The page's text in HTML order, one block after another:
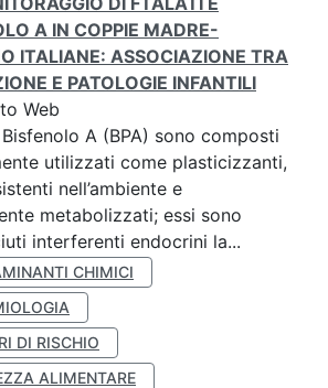
A IN COPPIE MADRE-
ITALIANE: ASSOCIAZIONE TRA
E PATOLOGIE INFANTILI
Web
A (BPA) sono composti
utilizzati come plasticizzanti,
nell’ambiente e
metabolizzati; essi sono
interferenti endocrini la...
CHIMICI
DI RISCHIO
ALIMENTARE